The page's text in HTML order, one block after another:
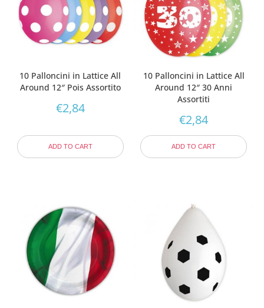
10 Palloncini in Lattice All
Around 12″ Pois Assortito
€2,84
ADD TO CART
10 Palloncini in Lattice All
Around 12″ 30 Anni
Assortiti
€2,84
ADD TO CART